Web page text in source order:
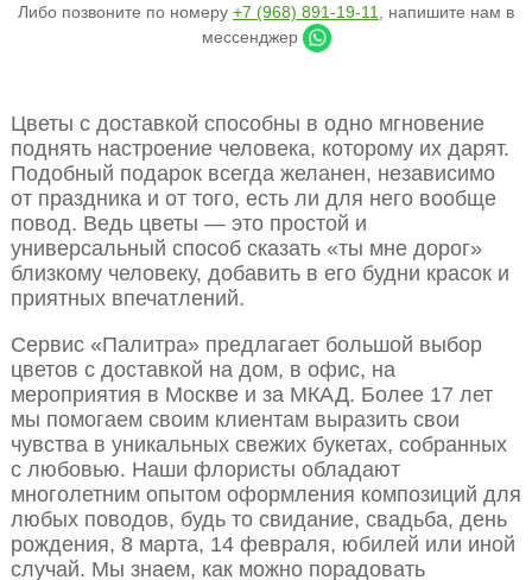
Либо позвоните по номеру +7 (968) 891-19-11
, напишите нам в
мессенджер
Цветы с доставкой способны в одно мгновение
поднять настроение человека, которому их дарят.
Подобный подарок всегда желанен, независимо
от праздника и от того, есть ли для него вообще
повод. Ведь цветы — это простой и
универсальный способ сказать «ты мне дорог»
близкому человеку, добавить в его будни красок и
приятных впечатлений.
Сервис «Палитра» предлагает большой выбор
цветов с доставкой на дом, в офис, на
мероприятия в Москве и за МКАД. Более 17 лет
мы помогаем своим клиентам выразить свои
чувства в уникальных свежих букетах, собранных
с любовью. Наши флористы обладают
многолетним опытом оформления композиций для
любых поводов, будь то свидание, свадьба, день
рождения, 8 марта, 14 февраля, юбилей или иной
случай. Мы знаем, как можно порадовать